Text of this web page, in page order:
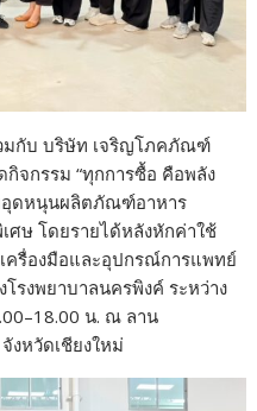
มกับ บริษัท เจริญโภคภัณฑ์
จกรรม “ทุกการซื้อ คือพลัง
อุดหนุนผลิตภัณฑ์อาหาร
ษ โดยรายได้หลังหักค่าใช้
รื่องมือและอุปกรณ์การแพทย์
รงพยาบาลนครพิงค์ ระหว่าง
น. ณ ลาน
งหวัดเชียงใหม่